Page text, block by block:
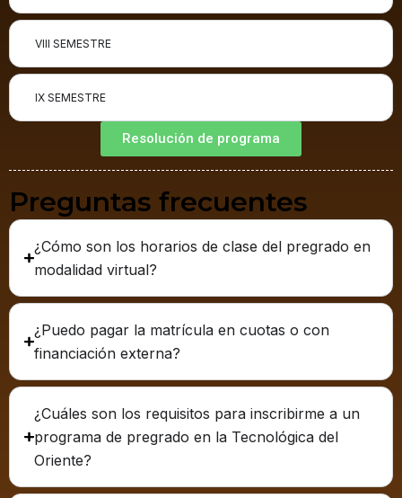
VIII SEMESTRE
IX SEMESTRE
Resolución de programa
Preguntas frecuentes
¿Cómo son los horarios de clase del pregrado en
modalidad virtual?
¿Puedo pagar la matrícula en cuotas o con
financiación externa?
¿Cuáles son los requisitos para inscribirme a un
programa de pregrado en la Tecnológica del
Oriente?